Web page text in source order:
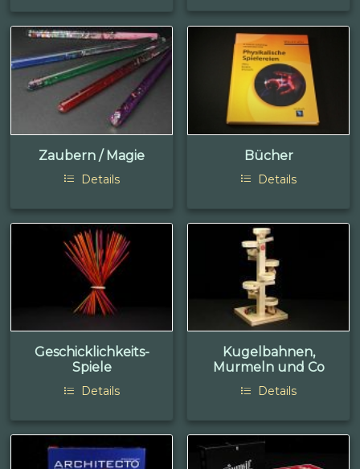
Zaubern / Magie
Details
Bücher
Details
Geschicklichkeits-
Spiele
Details
Kugelbahnen,
Murmeln und Co
Details